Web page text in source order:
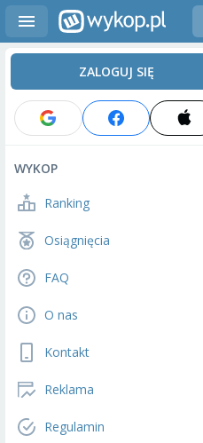
ZALOGUJ SIĘ
WYKOP
Ranking
Osiągnięcia
FAQ
O nas
Kontakt
Reklama
Regulamin